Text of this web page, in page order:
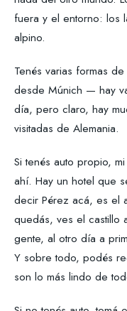
fuera y el entorno: los
alpino.
Tenés varias formas
desde Múnich — hay
día, pero claro, hay
visitadas de Alemania.
Si tenés auto propio,
ahí. Hay un hotel que
decir Pérez acá, es el
quedás, ves el castillo
gente, al otro día a
Y sobre todo, podés
son lo más lindo de